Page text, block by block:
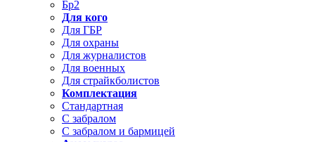
Бр2
Для кого
Для ГБР
Для охраны
Для журналистов
Для военных
Для страйкболистов
Комплектация
Стандартная
С забралом
С забралом и бармицей